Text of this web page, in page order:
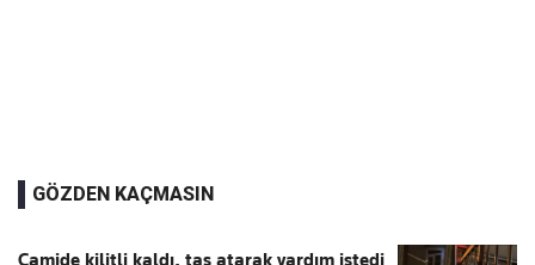
GÖZDEN KAÇMASIN
Camide kilitli kaldı, taş atarak yardım istedi